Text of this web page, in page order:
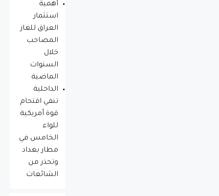
أهمية
استثمار
العراق للغاز
المصاحب
خلال
السنوات
الماضية
الداخلية
تنفي اقتحام
قوة أمريكية
للواء
الخامس في
مطار بغداد
وتحذر من
الشائعات